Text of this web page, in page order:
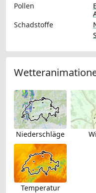
Pollen
Schadstoffe
Niederschläge
Temperatur